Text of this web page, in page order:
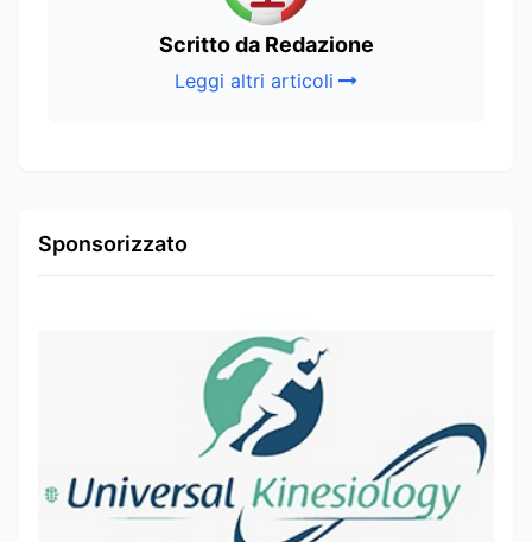
Scritto da Redazione
Leggi altri articoli
Sponsorizzato